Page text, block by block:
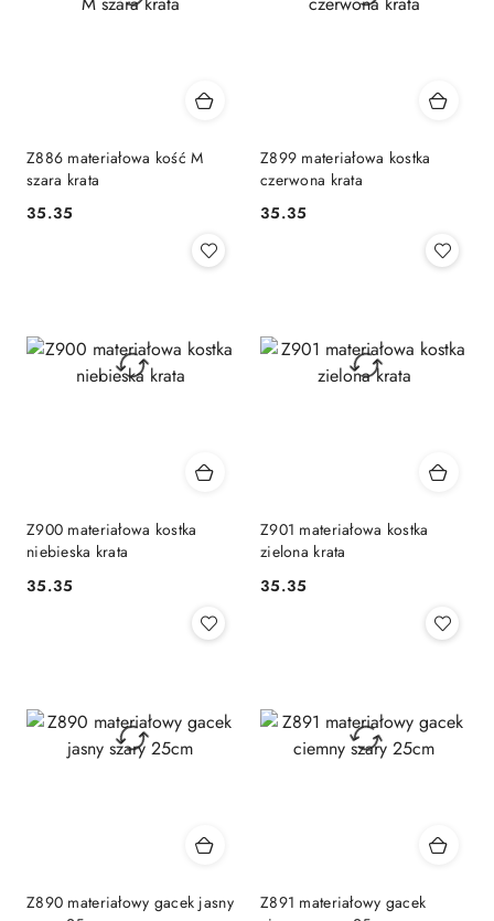
Z886 materiałowa kość M
szara krata
Cena:
35.35
Z899 materiałowa kostka
czerwona krata
Cena:
35.35
Z900 materiałowa kostka
niebieska krata
Cena:
35.35
Z901 materiałowa kostka
zielona krata
Cena:
35.35
Z890 materiałowy gacek jasny
Z891 materiałowy gacek